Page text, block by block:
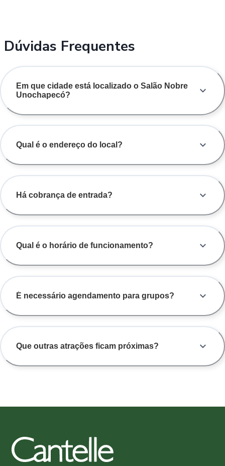
Dúvidas Frequentes
Em que cidade está localizado o Salão Nobre
Unochapecó?
Qual é o endereço do local?
Há cobrança de entrada?
Qual é o horário de funcionamento?
É necessário agendamento para grupos?
Que outras atrações ficam próximas?